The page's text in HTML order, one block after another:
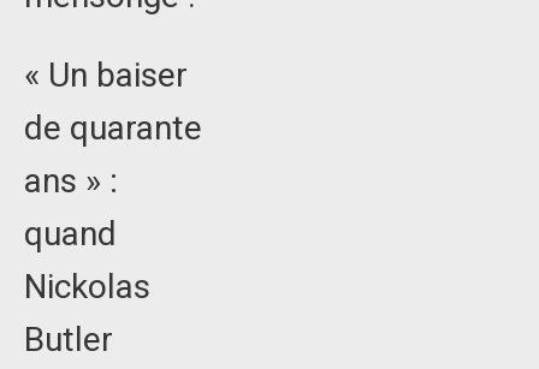
« Un baiser
de quarante
ans » :
quand
Nickolas
Butler